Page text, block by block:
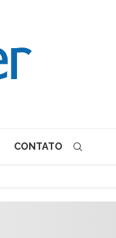
CONTATO